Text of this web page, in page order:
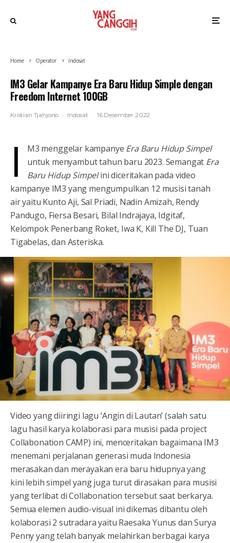
Home Operator Indosat
IM3 Gelar Kampanye Era Baru Hidup Simple dengan
Freedom Internet 100GB
Kristian Tjahjono · Indosat · 16 Desember 2022
I M3 menggelar kampanye Era Baru Hidup Simpel
untuk menyambut tahun baru 2023. Semangat Era
Baru Hidup Simpelini diceritakan pada video
kampanye IM3 yang mengumpulkan 12 musisi tanah
air yaitu Kunto Aji, Sal Priadi, Nadin Amizah, Rendy
Pandugo, Fiersa Besari, Bilal Indrajaya, Idgitaf,
Kelompok Penerbang Roket, Iwa K, Kill The DJ, Tuan
Tigabelas, dan Asteriska.
Video yang diiringi lagu ‘Angin di Lautan’ (salah satu
lagu hasil karya kolaborasi para musisi pada project
Collabonation CAMP) ini, menceritakan bagaimana IM3
menemani perjalanan generasi muda Indonesia
merasakan dan merayakan era baru hidupnya yang
kini lebih simpel yang juga turut dirasakan para musisi
yang terlibat di Collabonation tersebut saat berkarya.
Semua elemen audio-visual ini dikemas dibantu oleh
kolaborasi 2 sutradara yaitu Raesaka Yunus dan Surya
Penny yang telah banyak melahirkan berbagai karya